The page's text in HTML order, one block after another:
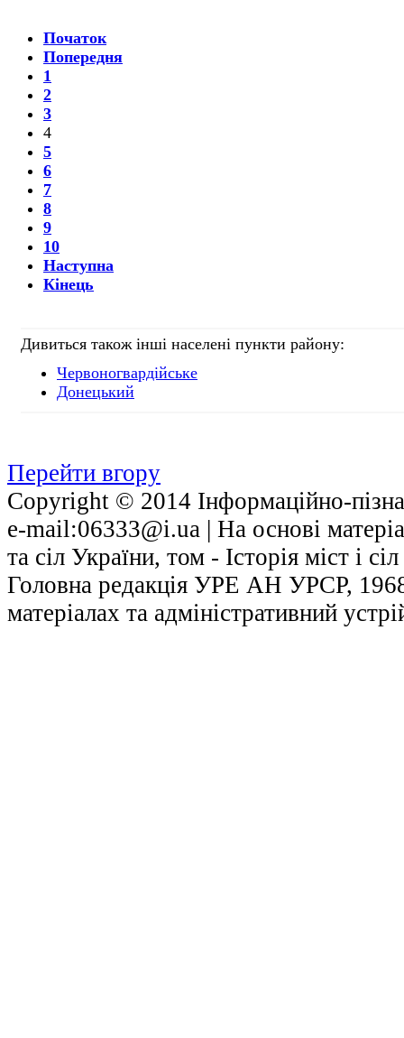
Початок
Попередня
1
2
3
4
5
6
7
8
9
10
Наступна
Кінець
Дивиться також інші населені пункти району:
Червоногвардійське
Донецький
Перейти вгору
Copyright © 2014 Інформаційно-
е-mail:06333@i.ua | На основі
та сіл України, том - Історія міст і
Головна редакція УРЕ АН УРСР,
матеріалах та адміністративний